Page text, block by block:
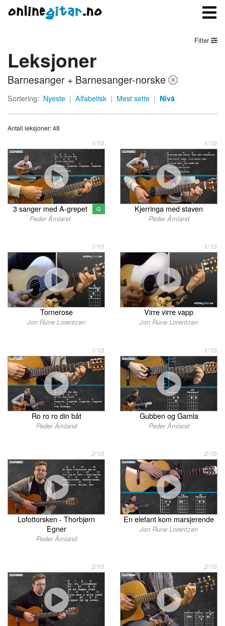
Meny
Logg inn
Kontakt oss
Om onlinegitar.no
Filter
Leksjoner
Barnesanger + Barnesanger-norske
Sortering: Nyeste | Alfabetisk | Mest sette | Nivå
Antall leksjoner: 48
1/10
G
3 sanger med A-grepet
Peder Åmland
1/10
Kjerringa med staven
Peder Åmland
1/10
Tornerose
Jon Rune Lorentzen
1/10
Virre virre vapp
Jon Rune Lorentzen
1/10
Ro ro ro din båt
Peder Åmland
1/10
Gubben og Gamla
Peder Åmland
2/10
Lofottorsken - Thorbjørn
Egner
Peder Åmland
2/10
En elefant kom marsjerende
Jon Rune Lorentzen
2/10 2/10